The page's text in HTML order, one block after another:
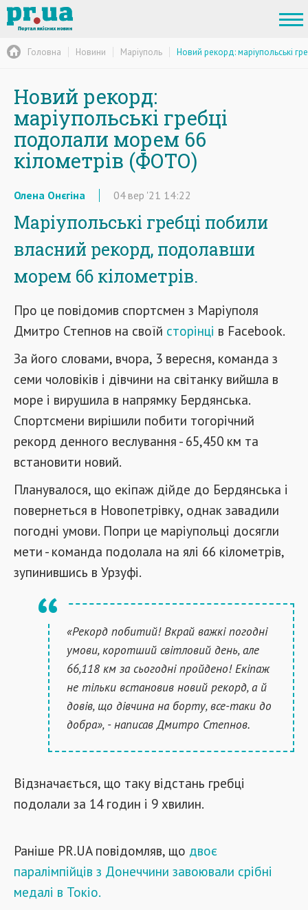
Головна Новини Маріуполь Новий рекорд: маріупольські
Новий рекорд:
маріупольські гребці
подолали морем 66
кілометрів (ФОТО)
Олена Онєгіна 04вер '21 14:22
Маріупольські гребці побили
власний рекорд, подолавши
морем 66 кілометрів.
Про це повідомив спортсмен з Маріуполя
Дмитро Степнов на своїй сторінці в Facebook.
За його словами, вчора, 3 вересня, команда з
семи чоловіків і дівчини на світанку вийшла в
море і вирушила в напрямку Бердянська.
Спортсмени вирішили побити тогорічний
рекорд денного веслування - 65,450 км та
встановити новий.
Планувалося, що екіпаж дійде до Бердянська і
повернеться в Новопетрівку, однак завадили
погодні умови. Попри це маріупольці досягли
мети - команда подолала на ялі 66 кілометрів,
зупинившись в Урзуфі.
«Рекорд побитий! Вкрай важкі погодні
умови, коротший світловий день, але
66,118 км за сьогодні пройдено! Екіпаж
не тільки встановив новий рекорд, а й
довів, що дівчина на борту, все-таки до
добра», - написав Дмитро Степнов.
Відзначається, що таку відстань гребці
подолали за 14 годин і 9 хвилин.
Раніше PR.UA повідомляв, що двоє
паралімпійців з Донеччини завоювали срібні
медалі в Токіо.